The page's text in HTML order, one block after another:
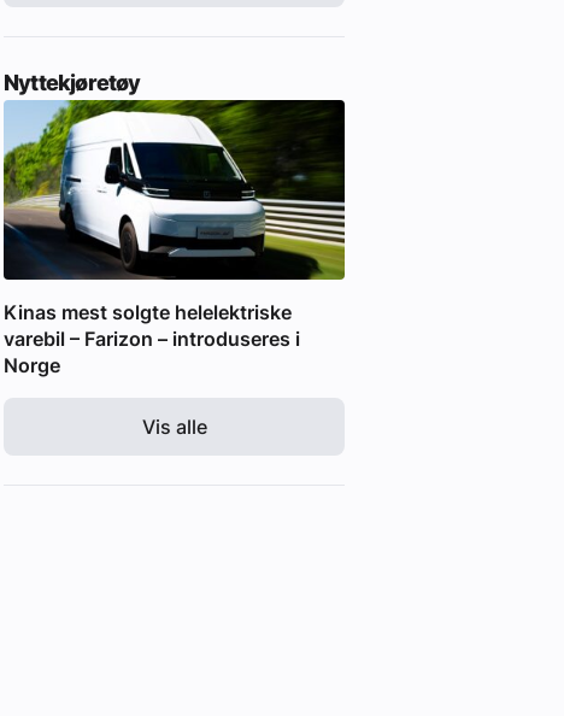
Nyttekjøretøy
Kinas mest solgte helelektriske
varebil – Farizon – introduseres i
Norge
Vis alle